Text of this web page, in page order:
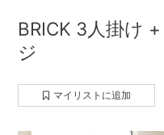
BRICK 3人掛け
ジ
マイリストに追加